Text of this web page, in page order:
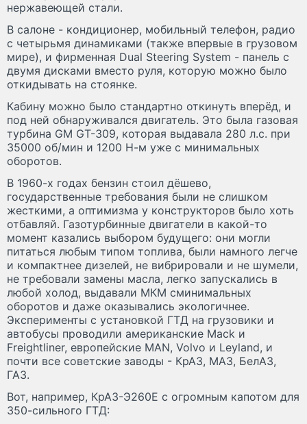
нержавеющей стали.
В салоне - кондиционер, мобильный телефон, радио
с четырьмя динамиками (также впервые в грузовом
мире), и фирменная Dual Steering System - панель с
двумя дисками вместо руля, которую можно было
откидывать на стоянке.
Кабину можно было стандартно откинуть вперёд, и
под ней обнаруживался двигатель. Это была газовая
турбина GM GT-309, которая выдавала 280 л.с. при
35000 об/мин и 1200 Н-м уже с минимальных
оборотов.
В 1960-х годах бензин стоил дёшево,
государственные требования были не слишком
жесткими, а оптимизма у конструкторов было хоть
отбавляй. Газотурбинные двигатели в какой-то
момент казались выбором будущего: они могли
питаться любым типом топлива, были намного легче
и компактнее дизелей, не вибрировали и не шумели,
не требовали замены масла, легко запускались в
любой холод, выдавали МКМ сминимальных
оборотов и даже оказывались экологичнее.
Эксперименты с установкой ГТД на грузовики и
автобусы проводили американские Mack и
Freightliner, европейские MAN, Volvo и Leyland, и
почти все советские заводы - КрАЗ, МАЗ, БелАЗ,
ГАЗ.
Вот, например, КрАЗ-Э260Е с огромным капотом для
350-сильного ГТД: